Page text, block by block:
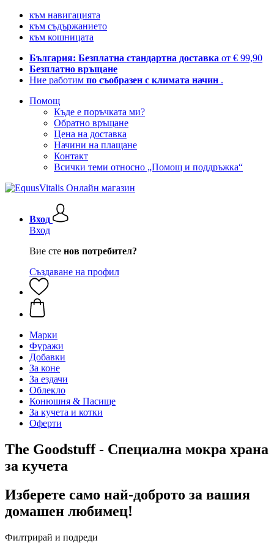
към навигацията
към съдържанието
към кошницата
България: Безплатна стандартна доставка от € 99,90
Безплатно връщане
Ние работим по съобразен с климата начин .
Помощ
Къде е поръчката ми?
Обратно връщане
Цена на доставка
Начини на плащане
Контакт
Всички теми относно „Помощ и поддръжка“
Вход
Вход
Вие сте нов потребител?
Създаване на профил
Марки
Фуражи
Добавки
За коне
За ездачи
Облекло
Конюшня & Пасище
За кучета и котки
Оферти
The Goodstuff - Специална мокра храна
за кучета
Изберете само най-доброто за вашия
домашен любимец!
Филтрирай и подреди